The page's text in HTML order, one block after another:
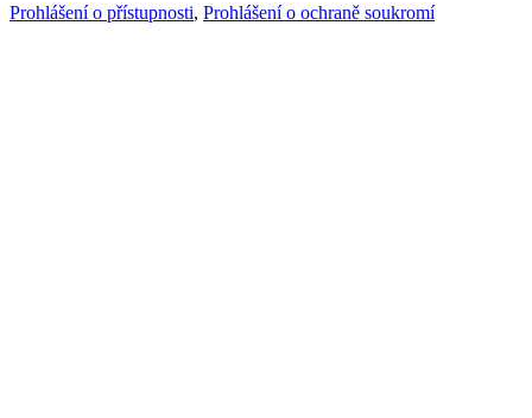
Prohlášení o přístupnosti, Prohlášení o ochraně soukromí